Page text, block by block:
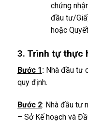
chứng
đầu tư/
hoặc
3. Trình tự thực
Bước 1 :Nhà đầu tư
quy định.
Bước 2: Nhà đầu tư
– Sở Kế hoạch và